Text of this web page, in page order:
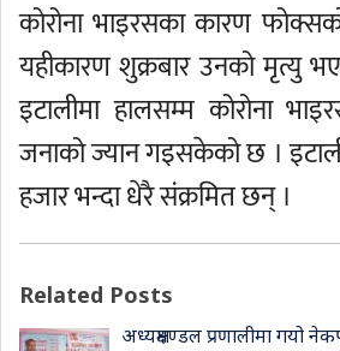
कोरोना भाइरसका कारण
यहीकारण शुक्रबार उनको मृत्यु
इटालीमा हालसम्म कोरोना
जनाको ज्यान गइसकेको छ ।
हजार भन्दा धेरै संक्रमित छन् ।
Related Posts
अध्यक्षमण्डल प्रणालीमा गयो